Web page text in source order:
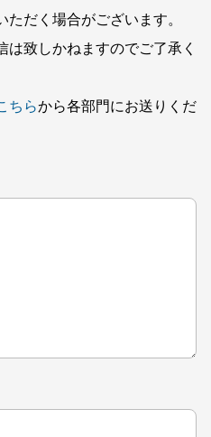
だく場合がございます。
致しかねますのでご了承く
ちらから各部門にお送りくだ